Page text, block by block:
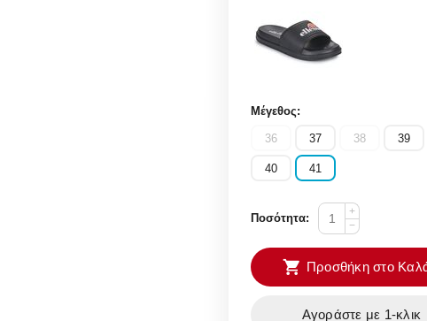
Μέγεθος:
36 37 38 39
40 41
Ποσότητα:
+
−
Προσθήκη στο
Αγοράστε με 1-κλικ